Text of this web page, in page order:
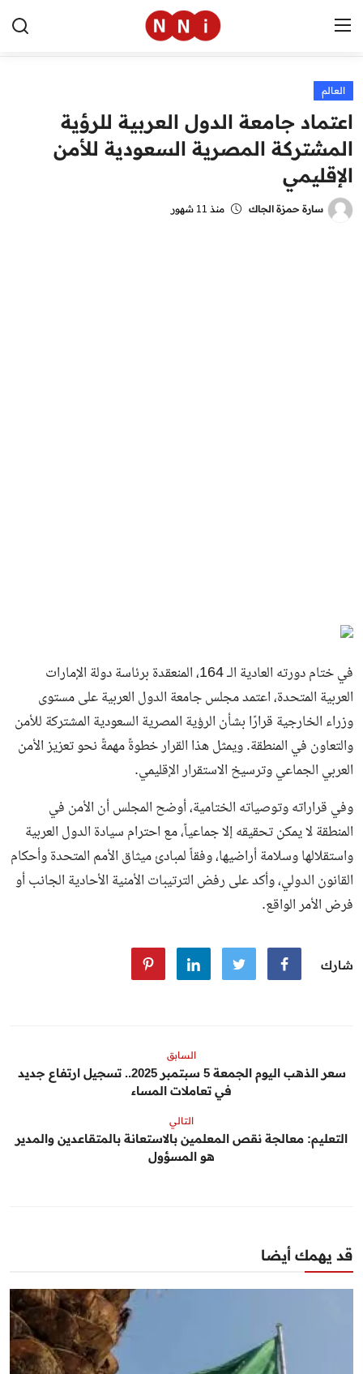
الرئيسية
اخبار مصر
العالم
الرياضة
العالم
اعتماد جامعة الدول العربية للرؤية
المشتركة المصرية السعودية للأمن
الإقليمي
سارة حمزة الجاك منذ 11 شهور
في ختام دورته العادية الـ 164، المنعقدة برئاسة دولة الإمارات
العربية المتحدة، اعتمد مجلس جامعة الدول العربية على مستوى
وزراء الخارجية قرارًا بشأن الرؤية المصرية السعودية المشتركة للأمن
والتعاون في المنطقة. ويمثل هذا القرار خطوةً مهمةً نحو تعزيز الأمن
العربي الجماعي وترسيخ الاستقرار الإقليمي.
وفي قراراته وتوصياته الختامية، أوضح المجلس أن الأمن في
المنطقة لا يمكن تحقيقه إلا جماعياً، مع احترام سيادة الدول العربية
واستقلالها وسلامة أراضيها، وفقاً لمبادئ ميثاق الأمم المتحدة وأحكام
القانون الدولي، وأكد على رفض الترتيبات الأمنية الأحادية الجانب أو
فرض الأمر الواقع.
شارك
السابق
سعر الذهب اليوم الجمعة 5 سبتمبر 2025.. تسجيل ارتفاع جديد
في تعاملات المساء
التالي
التعليم: معالجة نقص المعلمين بالاستعانة بالمتقاعدين والمدير
هو المسؤول
قد يهمك أيضا